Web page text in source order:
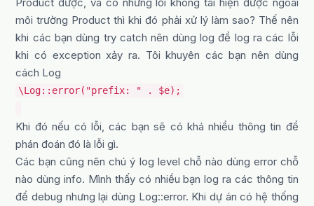
môi trường Product thì khi đó phải xử lý làm sao? Thế nên
khi các bạn dùng try catch nên dùng log để log ra các lỗi
khi có exception xảy ra. Tôi khuyên các bạn nên dùng
cách Log
\Log::error("prefix: " . $e);
Khi đó nếu có lỗi, các bạn sẽ có khá nhiều thông tin để
phán đoán đó là lỗi gì.
Các bạn cũng nên chú ý log level chỗ nào dùng error chỗ
nào dùng info. Mình thấy có nhiều bạn log ra các thông tin
để debug nhưng lại dùng Log::error. Khi dự án có hệ thống